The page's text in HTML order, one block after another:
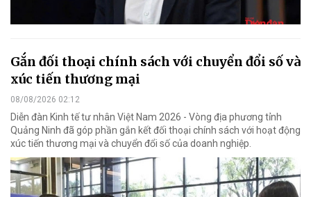
Gắn đối thoại chính sách với chuyển đổi số và
xúc tiến thương mại
08/08/2026 02:12
Diễn đàn Kinh tế tư nhân Việt Nam 2026 - Vòng địa phương tỉnh
Quảng Ninh đã góp phần gắn kết đối thoại chính sách với hoạt động
xúc tiến thương mại và chuyển đổi số của doanh nghiệp.